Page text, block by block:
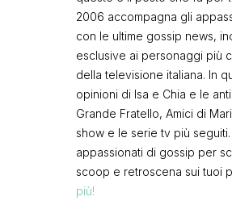
2006 accompagna gli
con le ultime gossip news,
esclusive ai personaggi più
della televisione italiana. In
opinioni di Isa e Chia e le
Grande Fratello, Amici di
show e le serie tv più
appassionati di gossip per
scoop e retroscena sui tuoi
più!